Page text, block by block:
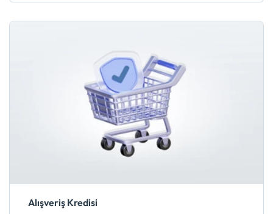
Alışveriş Kredisi